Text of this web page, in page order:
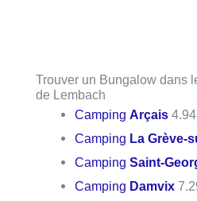
Trouver un Bungalow dans
de Lembach
CampingArçais
Camping La Grève-
CampingSaint-
Camping Damvix